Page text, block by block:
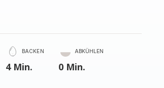
BACKEN
4 Min.
ABKÜHLEN
0 Min.